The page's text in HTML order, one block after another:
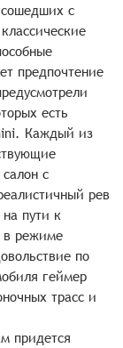
с
предпочтение
есть
Каждый из
с
рев
пути к
в режиме
по
геймер
трасс и
придется